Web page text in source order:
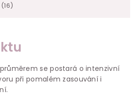
(16)
se postará o intenzivní
při pomalém zasouvání i